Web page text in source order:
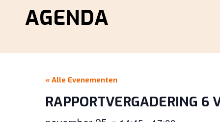
AGENDA
« Alle Evenementen
RAPPORTVERGADERING 6